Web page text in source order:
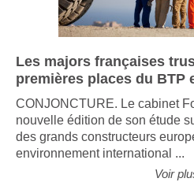
Les majors françaises
premières places du BTP
CONJONCTURE. Le cabinet
nouvelle édition de son étude
des grands constructeurs
environnement international ...
Voir